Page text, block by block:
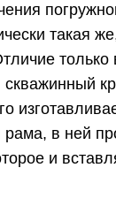
такая
только
рама, в ней
и